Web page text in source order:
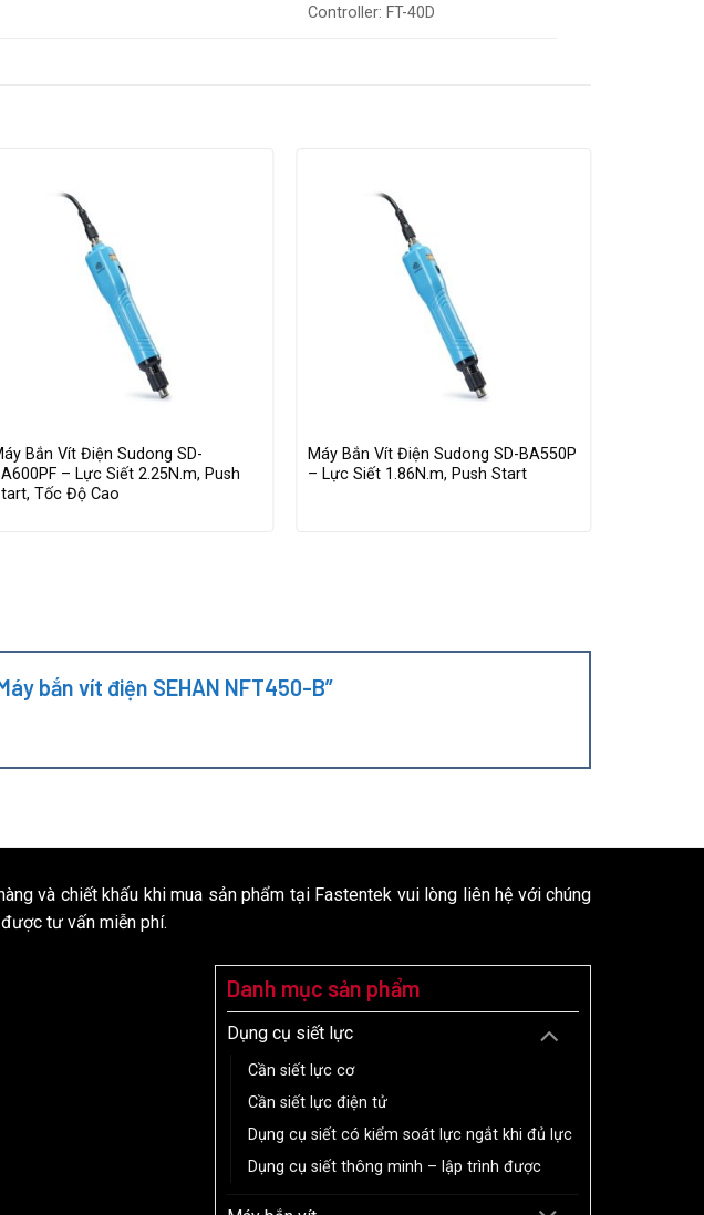
Controller: FT-40D
Bắn Vít Điện Sudong SD-
– Lực Siết 2.25N.m, Push
Tốc Độ Cao
Máy Bắn Vít Điện Sudong SD-BA550P
– Lực Siết 1.86N.m, Push Start
bắn vít điện SEHAN NFT450-B”
và chiết khấu khi mua sản phẩm tại Fastentek vui lòng liên hệ với chúng
tư vấn miễn phí.
Danh mục sản phẩm
Dụng cụ siết lực
Cần siết lực cơ
Cần siết lực điện tử
Dụng cụ siết có kiểm soát lực ngắt khi đủ lực
Dụng cụ siết thông minh – lập trình được